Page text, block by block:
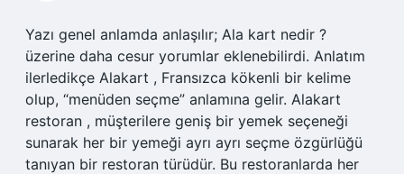
Yazı genel anlamda anlaşılır; Ala kart nedir ?
üzerine daha cesur yorumlar eklenebilirdi. Anlatım
ilerledikçe Alakart , Fransızca kökenli bir kelime
olup, “menüden seçme” anlamına gelir. Alakart
restoran , müşterilere geniş bir yemek seçeneği
sunarak her bir yemeği ayrı ayrı seçme özgürlüğü
tanıyan bir restoran türüdür. Bu restoranlarda her